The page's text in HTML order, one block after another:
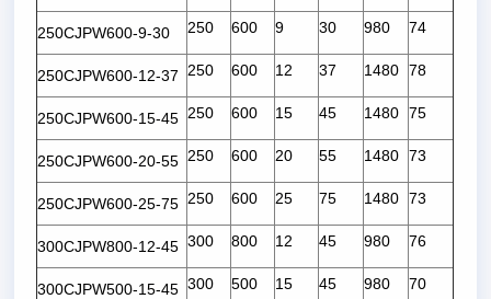
250CJPW600-9-30 250 600 9 30 980 74
250CJPW600-12-37 250 600 12 37 1480 78
250CJPW600-15-45 250 600 15 45 1480 75
250CJPW600-20-55 250 600 20 55 1480 73
250CJPW600-25-75 250 600 25 75 1480 73
300CJPW800-12-45 300 800 12 45 980 76
300CJPW500-15-45 300 500 15 45 980 70